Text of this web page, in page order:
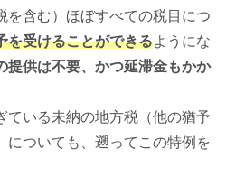
を含む）ほぼすべての税目につ
を受けることができるようにな
提供は不要、かつ延滞金もかか
ている未納の地方税（他の猶予
についても、遡ってこの特例を